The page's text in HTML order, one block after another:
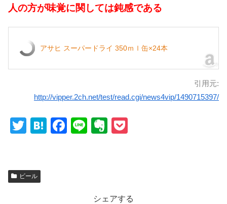
人の方が味覚に関しては鈍感である
アサヒ スーパードライ 350ｍｌ缶×24本
引用元:
http://vipper.2ch.net/test/read.cgi/news4vip/1490715397/
T
er
H
F
Li
E
ビール
シェアする